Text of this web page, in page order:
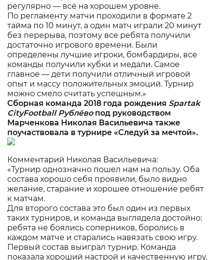
регулярно — всё на хорошем уровне.
По регламенту матчи проходили в формате 2
тайма по 10 минут, а один матч играли 20 минут
без перерыва, поэтому все ребята получили
достаточно игрового времени. Были
определены лучшие игроки, бомбардиры, все
команды получили кубки и медали. Самое
главное — дети получили отличный игровой
опыт и массу положительных эмоций. Турнир
можно смело считать успешным.»
Сборная команда 2018 года рождения Spartak
CityFootballРублёво под руководством
Марченкова Николая Васильевича также
поучаствовала в турнире «Следуй за мечтой».
Комментарий Николая Васильевича:
«Турнир однозначно пошел нам на пользу. Оба
состава хорошо себя проявили, было видно
желание, старание и хорошее отношение ребят
к матчам.
Для второго состава это был один из первых
таких турниров, и команда выглядела достойно:
ребята не боялись соперников, боролись в
каждом матче и старались навязать свою игру.
Первый состав выиграл турнир. Команда
показала хороший настрой и качественную игру.